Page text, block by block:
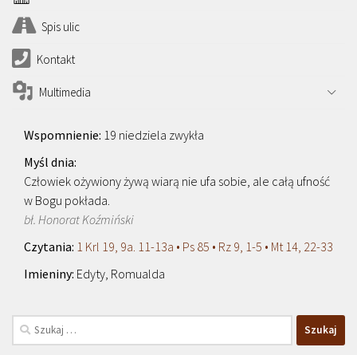
Spis ulic
Kontakt
Multimedia
19 niedziela zwykła
Człowiek ożywiony żywą wiarą nie ufa sobie, ale całą ufność
w Bogu pokłada.
bł. Honorat Koźmiński
1 Krl 19, 9a. 11-13a • Ps 85 • Rz 9, 1-5 • Mt 14, 22-33
Edyty, Romualda
Szukaj: